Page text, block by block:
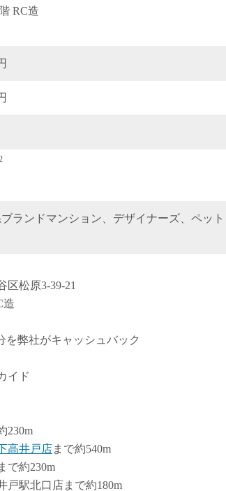
RC造
ランドマンション、デザイナーズ、ペット
松原3-39-21
を弊社がキャッシュバック
イド
230m
高井戸店まで約540m
で約230m
戸駅北口店まで約180m